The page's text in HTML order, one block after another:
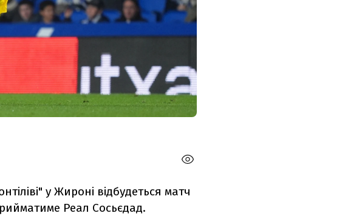
у Жироні відбудеться матч
Реал Сосьєдад.